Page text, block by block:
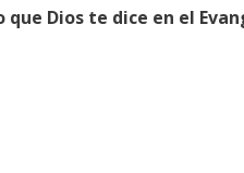
que Dios te dice en el